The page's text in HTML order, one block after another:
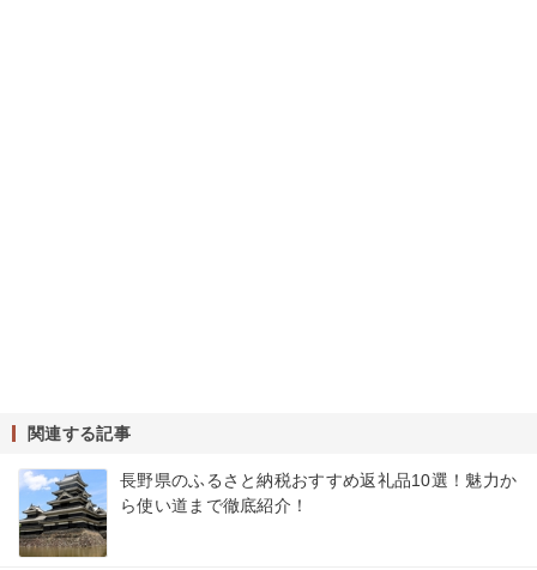
関連する記事
長野県のふるさと納税おすすめ返礼品10選！魅力か
ら使い道まで徹底紹介！